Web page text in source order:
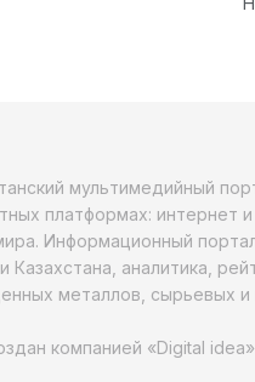
мультимедийный
платформах: интернет
Информационный
Казахстана, аналитика,
металлов, сырьевых
компанией «Digital idea»